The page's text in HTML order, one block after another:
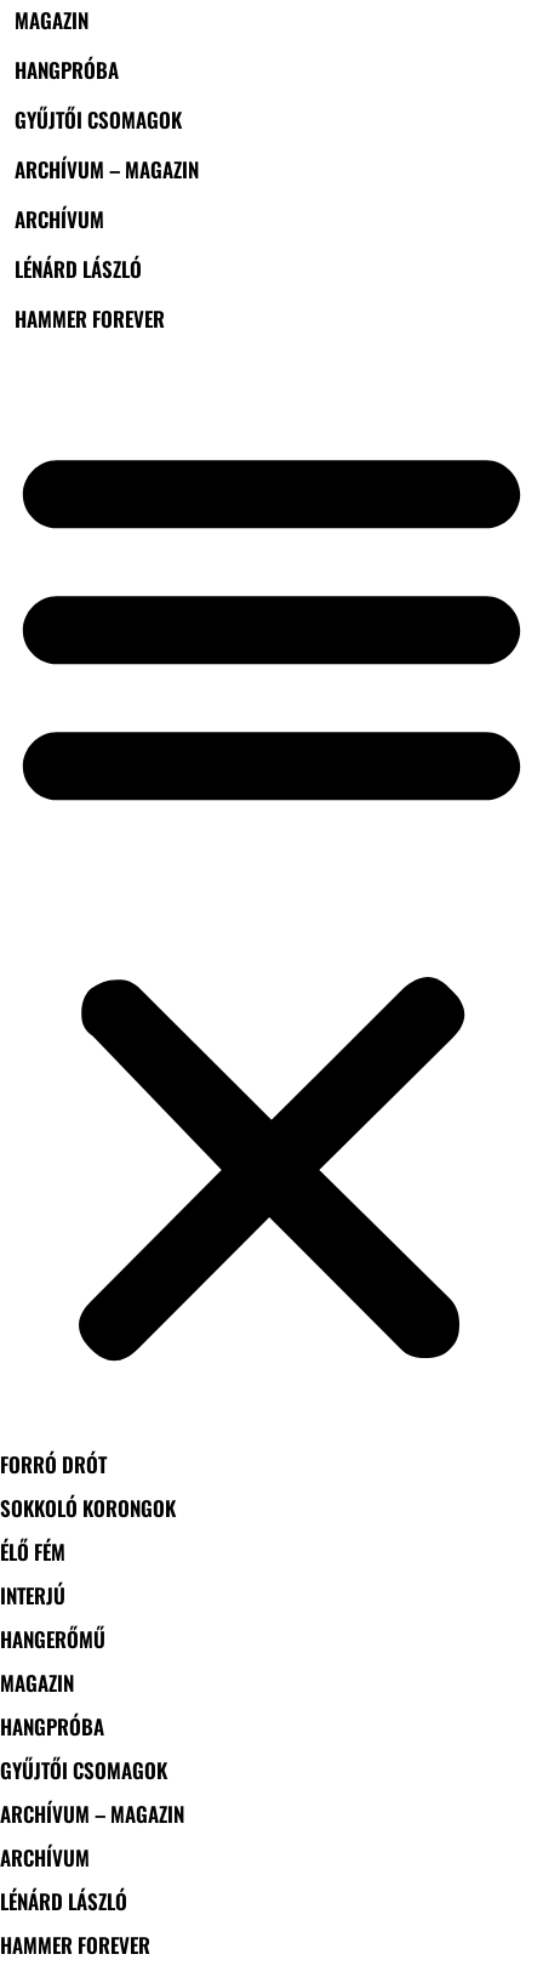
MAGAZIN
HANGPRÓBA
GYŰJTŐI CSOMAGOK
ARCHÍVUM – MAGAZIN
ARCHÍVUM
LÉNÁRD LÁSZLÓ
HAMMER FOREVER
FORRÓ DRÓT
SOKKOLÓ KORONGOK
ÉLŐ FÉM
INTERJÚ
HANGERŐMŰ
MAGAZIN
HANGPRÓBA
GYŰJTŐI CSOMAGOK
ARCHÍVUM – MAGAZIN
ARCHÍVUM
LÉNÁRD LÁSZLÓ
HAMMER FOREVER